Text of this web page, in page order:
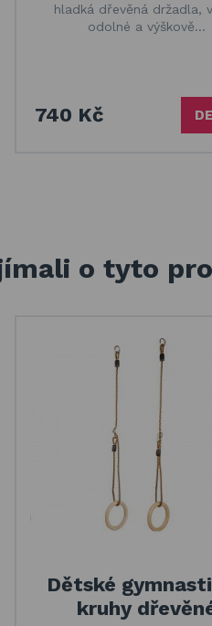
hladká dřevěná držadla,
odolné a výškově…
740 Kč
o tyto
Dětské
kruhy